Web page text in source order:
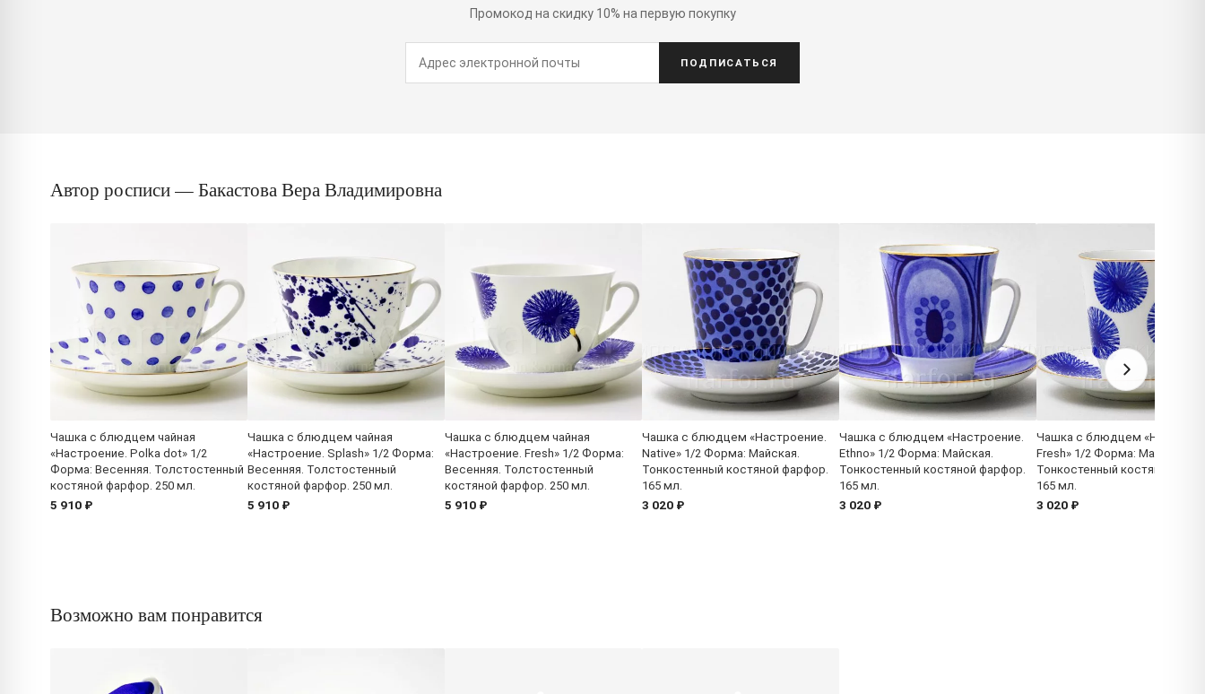
Промокод на скидку 10% на первую покупку
ПОДПИСАТЬСЯ
Автор росписи — Бакастова Вера Владимировна
Чашка с блюдцем чайная
«Настроение. Polka dot» 1/2
Форма: Весенняя. Толстостенный
костяной фарфор. 250 мл.
5 910 ₽
Чашка с блюдцем чайная
«Настроение. Splash» 1/2 Форма:
Весенняя. Толстостенный
костяной фарфор. 250 мл.
5 910 ₽
Чашка с блюдцем чайная
«Настроение. Fresh» 1/2 Форма:
Весенняя. Толстостенный
костяной фарфор. 250 мл.
5 910 ₽
Чашка с блюдцем «Настроение.
Native» 1/2 Форма: Майская.
Тонкостенный костяной фарфор.
165 мл.
3 020 ₽
Чашка с блюдцем «Настроение.
Ethno» 1/2 Форма: Майская.
Тонкостенный костяной фарфор.
165 мл.
3 020 ₽
Чашка с блюдцем
Fresh» 1/2 Форма: Майская.
Тонкостенный костяной
165 мл.
3 020 ₽
Возможно вам понравится